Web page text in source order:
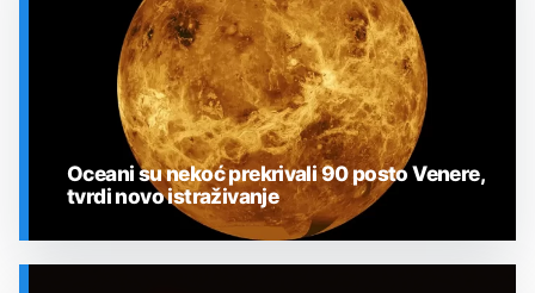
Oceani su nekoć prekrivali 90 posto Venere,
tvrdi novo istraživanje